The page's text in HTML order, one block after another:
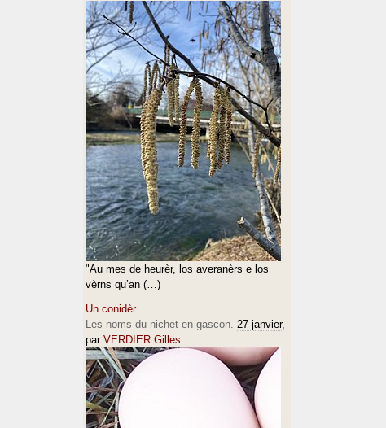
"Au mes de heurèr, los averanèrs e los
vèrns qu’an (…)
Un conidèr.
Les noms du nichet en gascon. 27 janvier,
par VERDIER Gilles